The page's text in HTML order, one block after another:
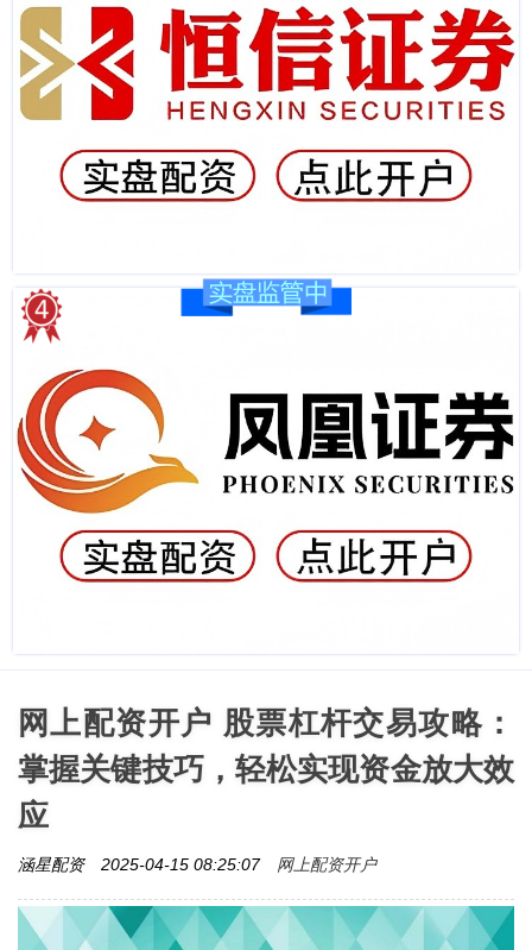
网上配资开户 股票杠杆交易攻略：
掌握关键技巧，轻松实现资金放大效
应
涵星配资 2025-04-15 08:25:07 网上配资开户